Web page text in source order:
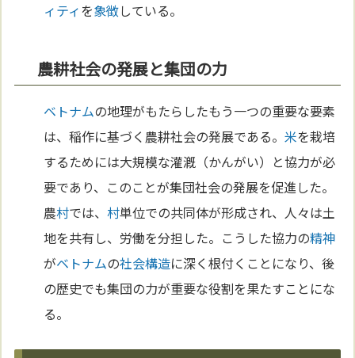
ィティを象徴している。
農耕社会の発展と集団の力
ベトナムの地理がもたらしたもう一つの重要な要素
は、稲作に基づく農耕社会の発展である。米を栽培
するためには大規模な灌漑（かんがい）と協力が必
要であり、このことが集団社会の発展を促進した。
農村では、村単位での共同体が形成され、人々は土
地を共有し、労働を分担した。こうした協力の精神
がベトナムの社会構造に深く根付くことになり、後
の歴史でも集団の力が重要な役割を果たすことにな
る。